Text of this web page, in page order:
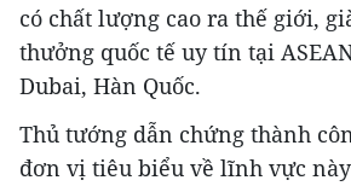
có chất lượng cao ra thế giới,
thưởng quốc tế uy tín tại
Dubai, Hàn Quốc.
Thủ tướng dẫn chứng thành
đơn vị tiêu biểu về lĩnh vực